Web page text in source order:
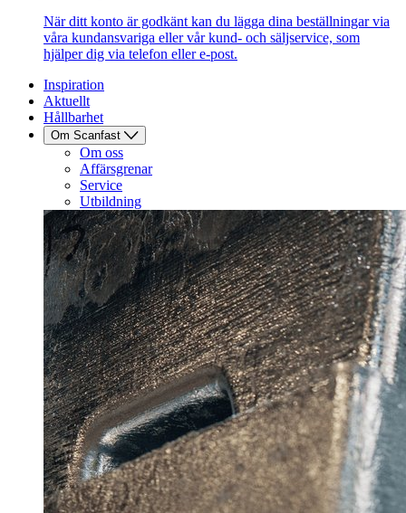
När ditt konto är godkänt kan du lägga dina beställningar via
våra kundansvariga eller vår kund- och säljservice, som
hjälper dig via telefon eller e-post.
Inspiration
Aktuellt
Hållbarhet
Om Scanfast
Om oss
Affärsgrenar
Service
Utbildning